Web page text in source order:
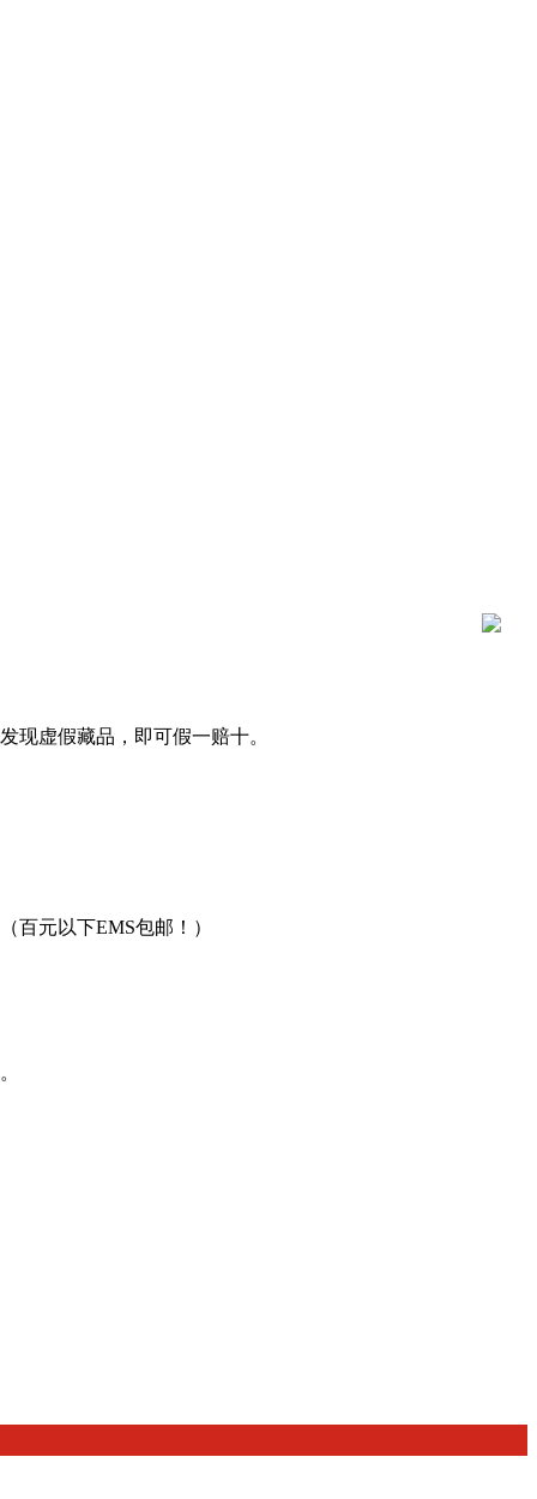
现虚假藏品，即可假一赔十。
百元以下EMS包邮！）